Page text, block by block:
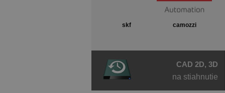
skf camozzi
CAD 2D, 3D
na stiahnutie